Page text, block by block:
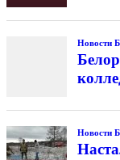
Новости
Новости